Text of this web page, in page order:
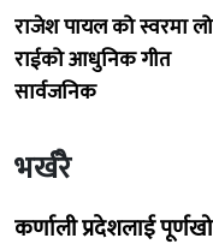
राजेश पायल को स्वरमा
राईको आधुनिक गीत
सार्वजनिक
भर्खरै
कर्णाली प्रदेशलाई